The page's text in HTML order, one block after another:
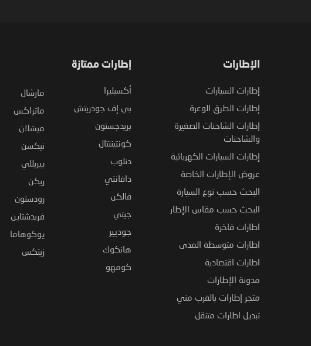
الإطارات
إطارات السيارات
إطارات الطرق الوعرة
إطارات الشاحنات الصغيرة
والشاحنات
إطارات السيارات الكهربائية
عروض الإطارات الخاصة
البحث حسب نوع السيارة
البحث حسب مقاس الإطار
اطارات فاخرة
اطارات متوسطة المدى
اطارات اقتصادية
مدونة الإطارات
متجر إطارات بالقرب مني
تبديل اطارات متنقل
إطارات ممتازة
أكسيليرا
بي إف جودريتش
بريدجستون
كونتيننتال
دنلوب
دافانتي
فالكن
جيتي
جوديير
هانكوك
كومهو
مارشال
ماتراكس
ميشلان
نيكسن
بيريللي
ريكن
رودستون
فريدشتاين
يوكوهاما
زيتكس